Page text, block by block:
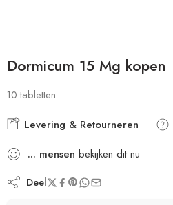
Dormicum 15 Mg kopen
10 tabletten
Levering & Retourneren
... mensen bekijken dit nu
Deel